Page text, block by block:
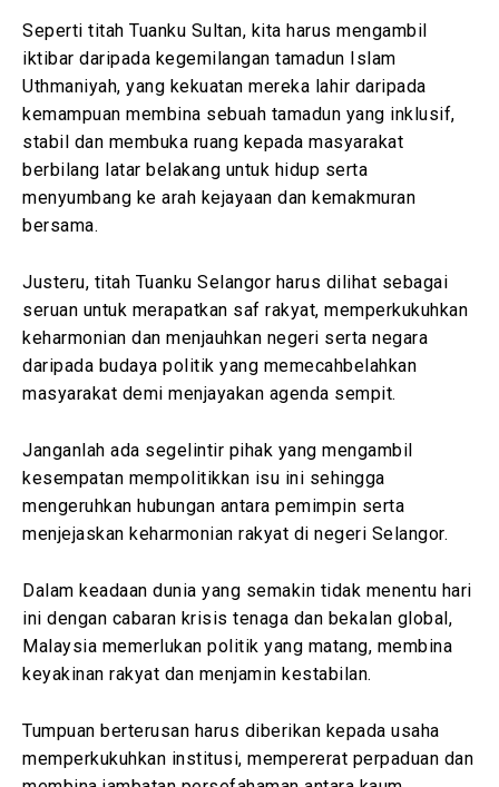
Seperti titah Tuanku Sultan, kita harus mengambil
iktibar daripada kegemilangan tamadun Islam
Uthmaniyah, yang kekuatan mereka lahir daripada
kemampuan membina sebuah tamadun yang inklusif,
stabil dan membuka ruang kepada masyarakat
berbilang latar belakang untuk hidup serta
menyumbang ke arah kejayaan dan kemakmuran
bersama.
Justeru, titah Tuanku Selangor harus dilihat sebagai
seruan untuk merapatkan saf rakyat, memperkukuhkan
keharmonian dan menjauhkan negeri serta negara
daripada budaya politik yang memecahbelahkan
masyarakat demi menjayakan agenda sempit.
Janganlah ada segelintir pihak yang mengambil
kesempatan mempolitikkan isu ini sehingga
mengeruhkan hubungan antara pemimpin serta
menjejaskan keharmonian rakyat di negeri Selangor.
Dalam keadaan dunia yang semakin tidak menentu hari
ini dengan cabaran krisis tenaga dan bekalan global,
Malaysia memerlukan politik yang matang, membina
keyakinan rakyat dan menjamin kestabilan.
Tumpuan berterusan harus diberikan kepada usaha
memperkukuhkan institusi, mempererat perpaduan dan